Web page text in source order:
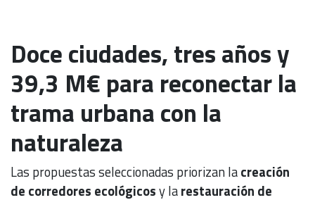
Doce ciudades, tres años y
39,3 M€ para reconectar la
trama urbana con la
naturaleza
Las propuestas seleccionadas priorizan lacreación
de corredores ecológicosy larestauración de